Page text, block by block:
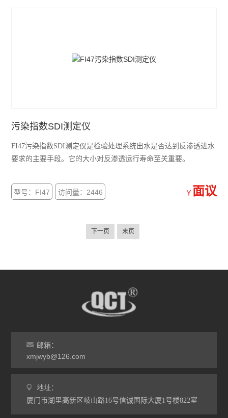
污染指数SDI测定仪
FI47污染指数SDI测定仪是检验处理系统出水是否达到反渗透进水
要求的主要手段。它的大小对反渗透运行寿命至关重要。
型号：FI47 访问量：2446 ￥ 面议
下一页 末页
邮箱：
xmjwyb@126.com
地址：
厦门市湖里高新区岐山路16号信诚国际大厦1号楼822室